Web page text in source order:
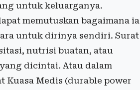
untuk keluarganya.
memutuskan bagaimana ia
untuk dirinya sendiri. Surat
nutrisi buatan, atau
dicintai. Atau dalam
Medis (durable power